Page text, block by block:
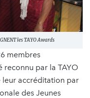
les TAYO Awards
membres
reconnu par la TAYO
leur accréditation par
des Jeunes